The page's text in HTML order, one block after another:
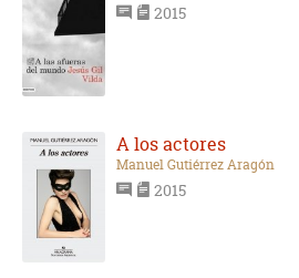
2015
A los actores
Manuel Gutiérrez Aragón
2015